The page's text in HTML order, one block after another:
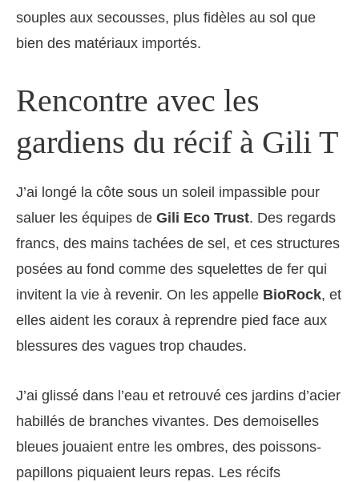
souples aux secousses, plus fidèles au sol que
bien des matériaux importés.
Rencontre avec les
gardiens du récif à Gili T
J’ai longé la côte sous un soleil impassible pour
saluer les équipes de Gili Eco Trust. Des regards
francs, des mains tachées de sel, et ces structures
posées au fond comme des squelettes de fer qui
invitent la vie à revenir. On les appelle BioRock, et
elles aident les coraux à reprendre pied face aux
blessures des vagues trop chaudes.
J’ai glissé dans l’eau et retrouvé ces jardins d’acier
habillés de branches vivantes. Des demoiselles
bleues jouaient entre les ombres, des poissons-
papillons piquaient leurs repas. Les récifs